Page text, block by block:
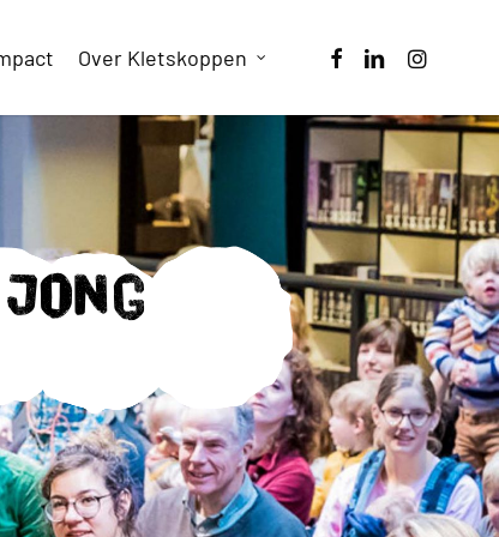
Over Kletskoppen facebooklinkedininstagram